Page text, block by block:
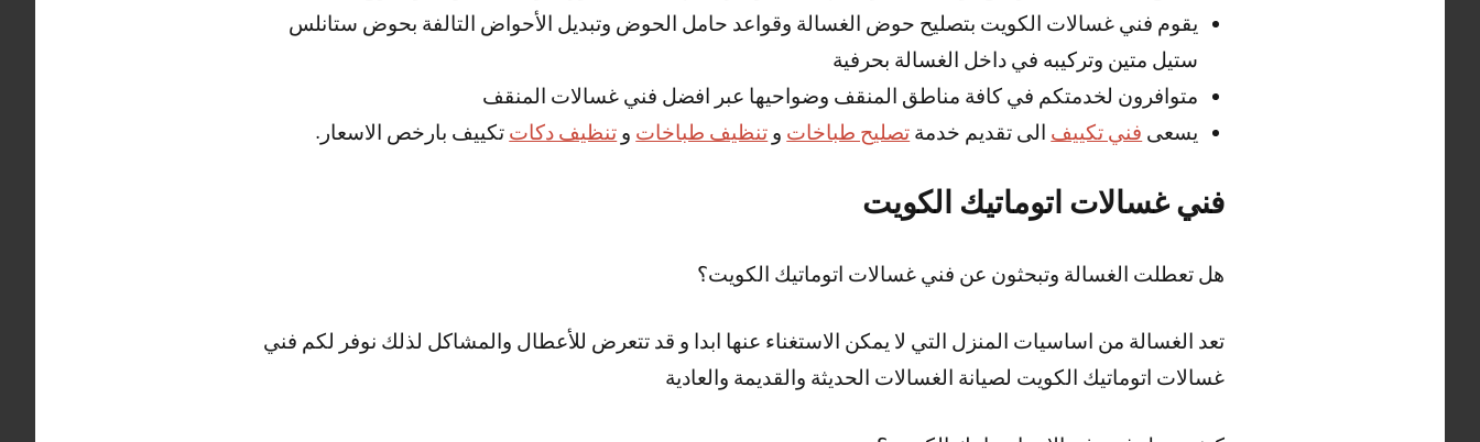
يقوم فني غسالات الكويت بتصليح حوض الغسالة وقواعد حامل الحوض وتبديل الأحواض التالفة بحوض ستانلس
ستيل متين وتركيبه في داخل الغسالة بحرفية
متوافرون لخدمتكم في كافة مناطق المنقف وضواحيها عبر افضل فني غسالات المنقف
يسعى فني تكييف الى تقديم خدمة تصليح طباخات و تنظيف طباخات و تنظيف دكات تكييف بارخص الاسعار.
فني غسالات اتوماتيك الكويت
هل تعطلت الغسالة وتبحثون عن فني غسالات اتوماتيك الكويت؟
تعد الغسالة من اساسيات المنزل التي لا يمكن الاستغناء عنها ابدا و قد تتعرض للأعطال والمشاكل لذلك نوفر لكم فني
غسالات اتوماتيك الكويت لصيانة الغسالات الحديثة والقديمة والعادية